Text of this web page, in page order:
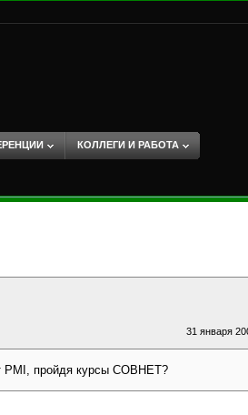
КОЛЛЕГИ И РАБОТА
31 января
PMI, пройдя курсы СОВНЕТ?